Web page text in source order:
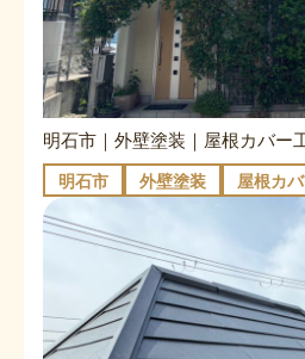
明石市｜外壁塗装｜屋根カバー
明石市 外壁塗装 屋根カ